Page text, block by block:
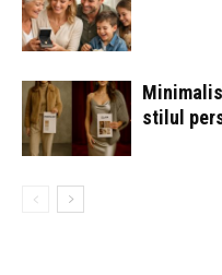
stilul